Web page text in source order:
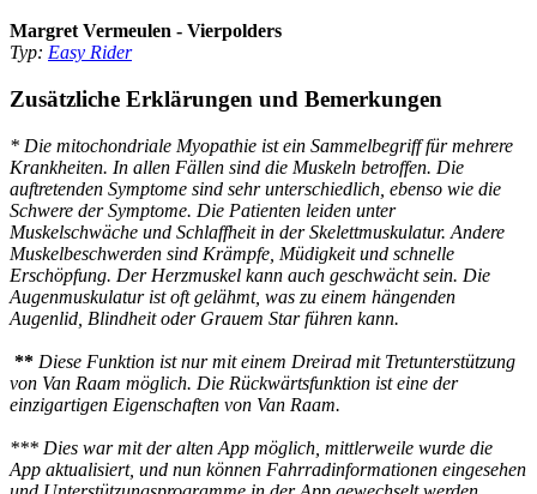
Margret Vermeulen - Vierpolders
Typ: Easy Rider
Zusätzliche Erklärungen und Bemerkungen
* Die mitochondriale Myopathie ist ein Sammelbegriff für mehrere
Krankheiten. In allen Fällen sind die Muskeln betroffen. Die
auftretenden Symptome sind sehr unterschiedlich, ebenso wie die
Schwere der Symptome. Die Patienten leiden unter
Muskelschwäche und Schlaffheit in der Skelettmuskulatur. Andere
Muskelbeschwerden sind Krämpfe, Müdigkeit und schnelle
Erschöpfung. Der Herzmuskel kann auch geschwächt sein. Die
Augenmuskulatur ist oft gelähmt, was zu einem hängenden
Augenlid, Blindheit oder Grauem Star führen kann.
** Diese Funktion ist nur mit einem Dreirad mit Tretunterstützung
von Van Raam möglich. Die Rückwärtsfunktion ist eine der
einzigartigen Eigenschaften von Van Raam.
*** Dies war mit der alten App möglich, mittlerweile wurde die
App aktualisiert, und nun können Fahrradinformationen eingesehen